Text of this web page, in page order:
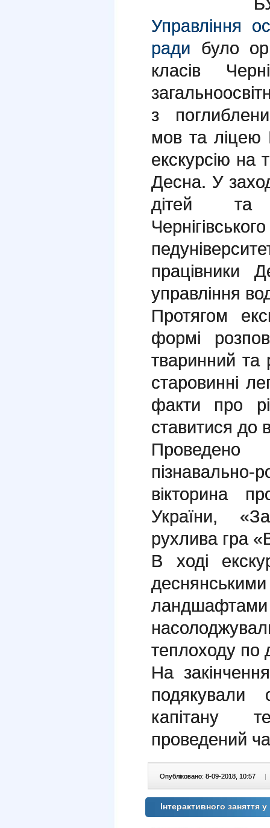
Управління
ради було
класів
з
мов та ліцею
екскурсію на
Десна. У
дітей та
працівники
управління
Протягом
формі
тваринний та
старовинні
факти про
ставитися до
вікторина
України,
рухлива гра
В ході
теплоходу по
На
подякували
капітану
проведений
Опубліковано: 8-09-2018, 10:57 |
Інтерактивного